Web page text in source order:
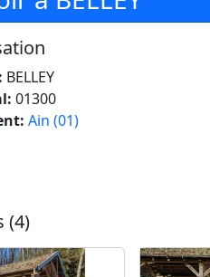
BELLEY
01300
Ain (01)
(4)